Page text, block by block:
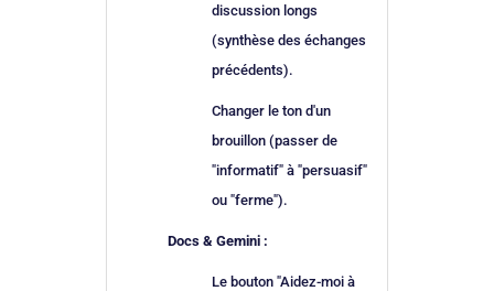
discussion longs
(synthèse des échanges
précédents).
Changer le ton d'un
brouillon (passer de
"informatif" à "persuasif"
ou "ferme").
Docs & Gemini :
Le bouton "Aidez-moi à